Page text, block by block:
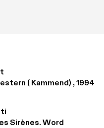
( Kammend) , 1994
Sirènes. Word